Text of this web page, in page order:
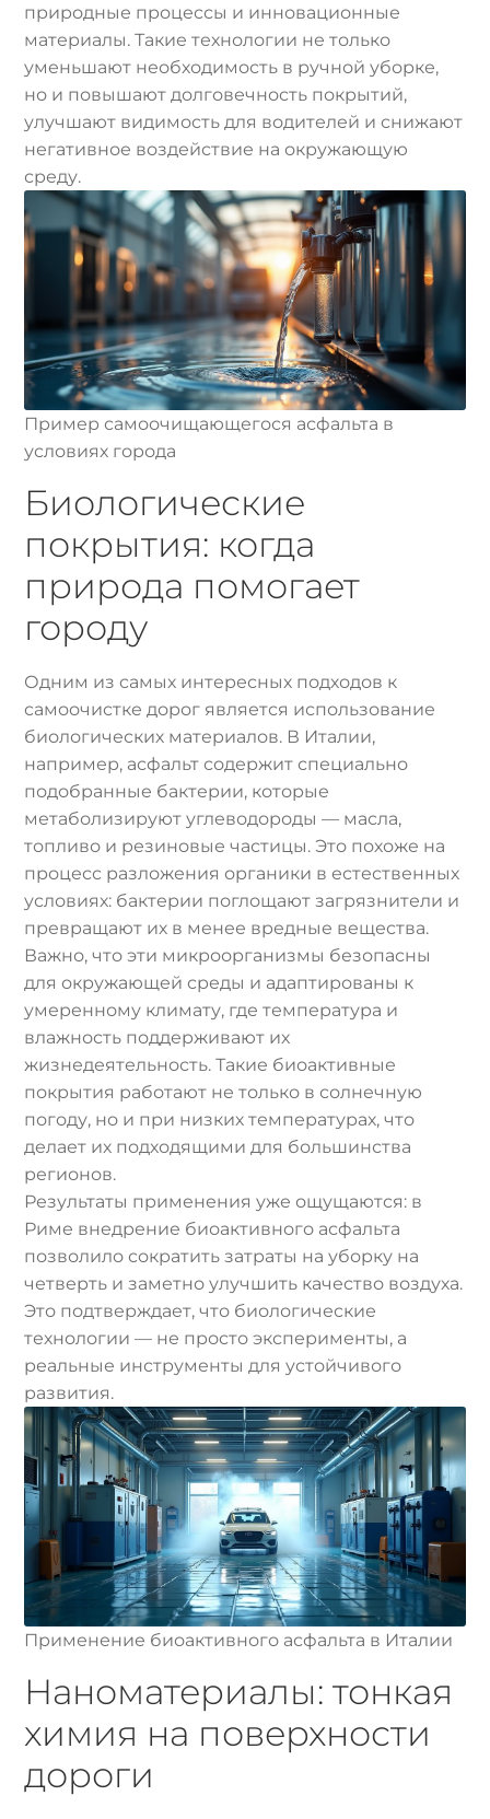
природные процессы и инновационные
материалы. Такие технологии не только
уменьшают необходимость в ручной уборке,
но и повышают долговечность покрытий,
улучшают видимость для водителей и снижают
негативное воздействие на окружающую
среду.
Пример самоочищающегося асфальта в
условиях города
Биологические
покрытия: когда
природа помогает
городу
Одним из самых интересных подходов к
самоочистке дорог является использование
биологических материалов. В Италии,
например, асфальт содержит специально
подобранные бактерии, которые
метаболизируют углеводороды — масла,
топливо и резиновые частицы. Это похоже на
процесс разложения органики в естественных
условиях: бактерии поглощают загрязнители и
превращают их в менее вредные вещества.
Важно, что эти микроорганизмы безопасны
для окружающей среды и адаптированы к
умеренному климату, где температура и
влажность поддерживают их
жизнедеятельность. Такие биоактивные
покрытия работают не только в солнечную
погоду, но и при низких температурах, что
делает их подходящими для большинства
регионов.
Результаты применения уже ощущаются: в
Риме внедрение биоактивного асфальта
позволило сократить затраты на уборку на
четверть и заметно улучшить качество воздуха.
Это подтверждает, что биологические
технологии — не просто эксперименты, а
реальные инструменты для устойчивого
развития.
Применение биоактивного асфальта в Италии
Наноматериалы: тонкая
химия на поверхности
дороги